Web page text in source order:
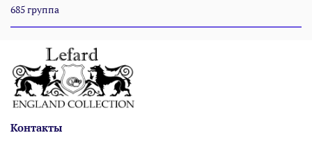
685 группа
Контакты